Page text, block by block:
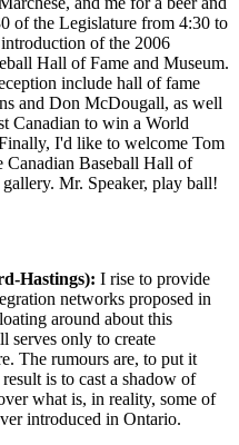
of the Legislature from 4:30 to
of the 2006
Hall of Fame and Museum.
include hall of fame
and Don McDougall, as well
Canadian to win a World
I'd like to welcome Tom
Canadian Baseball Hall of
Mr. Speaker, play ball!
Hastings): I rise to provide
networks proposed in
around about this
serves only to create
The rumours are, to put it
is to cast a shadow of
what is, in reality, some of
introduced in Ontario.